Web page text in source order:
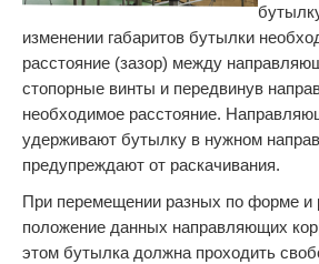
изменении габаритов бутылки
расстояние (зазор) между
стопорные винты и передвинув
необходимое расстояние.
удерживают бутылку в нужном
предупреждают от раскачивания.
При перемещении разных по форме и
положение данных направляющих
этом бутылка должна проходить